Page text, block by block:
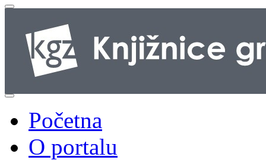
Početna
O portalu